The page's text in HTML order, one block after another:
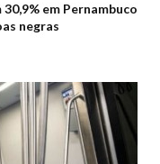
em Pernambuco
negras